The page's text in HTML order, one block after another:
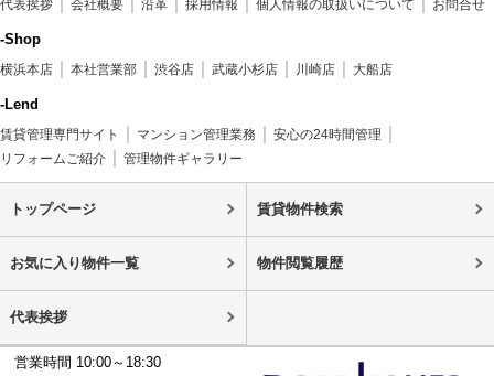
代表挨拶 会社概要 沿革 採用情報 個人情報の取扱いについて お問合せ
-Shop
横浜本店 本社営業部 渋谷店 武蔵小杉店 川崎店 大船店
-Lend
賃貸管理専門サイト マンション管理業務
安心の24時間管理
リフォームご紹介
管理物件ギャラリー
トップページ 賃貸物件検索
お気に入り物件一覧 物件閲覧履歴
代表挨拶
営業時間 10:00～18:30